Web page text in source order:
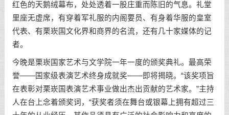
红色的天鹅绒幕布，处处透着一股庄重而陈旧的气息。礼堂
里座无虚席，有穿着军礼服的内阁要员、有身着华服的皇室
代表、有栗崁国文化界和商界的名流，还有几十家媒体的记
者。
今晚是栗崁国家艺术与文学院一年一度的颁奖典礼。最高荣
誉——国家级表演艺术终身成就奖——即将揭晓。“该奖项旨
在表彰对栗崁国表演艺术事业做出杰出贡献的艺术家。”主持
人在台上念着颁奖词，“获奖者须在舞台或银幕上拥有超过三